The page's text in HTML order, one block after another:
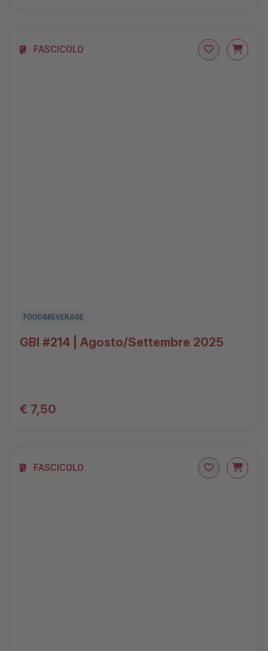
FASCICOLO
FOOD&BEVERAGE
GBI #214 | Agosto/Settembre 2025
€ 7,50
FASCICOLO